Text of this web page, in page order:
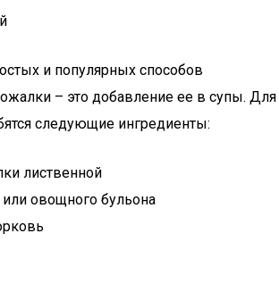
и популярных способов
– это добавление ее в супы. Для
следующие ингредиенты:
лиственной
или овощного бульона